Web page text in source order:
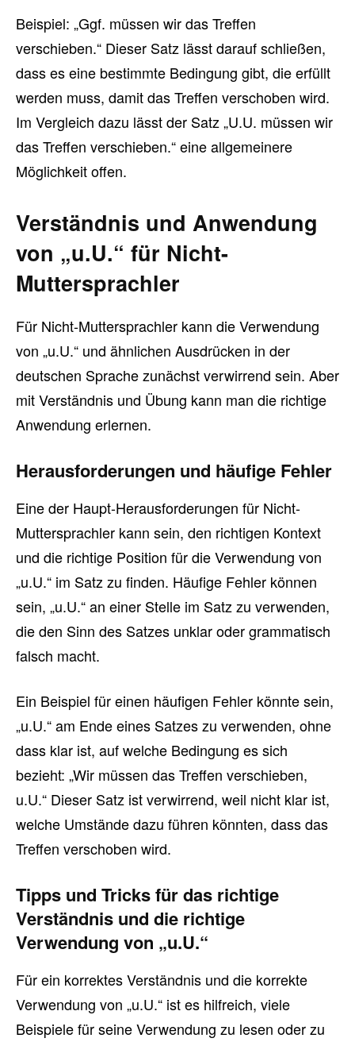
Beispiel: „Ggf. müssen wir das Treffen
verschieben.“ Dieser Satz lässt darauf schließen,
dass es eine bestimmte Bedingung gibt, die erfüllt
werden muss, damit das Treffen verschoben wird.
Im Vergleich dazu lässt der Satz „U.U. müssen wir
das Treffen verschieben.“ eine allgemeinere
Möglichkeit offen.
Verständnis und Anwendung
von „u.U.“ für Nicht-
Muttersprachler
Für Nicht-Muttersprachler kann die Verwendung
von „u.U.“ und ähnlichen Ausdrücken in der
deutschen Sprache zunächst verwirrend sein. Aber
mit Verständnis und Übung kann man die richtige
Anwendung erlernen.
Herausforderungen und häufige Fehler
Eine der Haupt-Herausforderungen für Nicht-
Muttersprachler kann sein, den richtigen Kontext
und die richtige Position für die Verwendung von
„u.U.“ im Satz zu finden. Häufige Fehler können
sein, „u.U.“ an einer Stelle im Satz zu verwenden,
die den Sinn des Satzes unklar oder grammatisch
falsch macht.
Ein Beispiel für einen häufigen Fehler könnte sein,
„u.U.“ am Ende eines Satzes zu verwenden, ohne
dass klar ist, auf welche Bedingung es sich
bezieht: „Wir müssen das Treffen verschieben,
u.U.“ Dieser Satz ist verwirrend, weil nicht klar ist,
welche Umstände dazu führen könnten, dass das
Treffen verschoben wird.
Tipps und Tricks für das richtige
Verständnis und die richtige
Verwendung von „u.U.“
Für ein korrektes Verständnis und die korrekte
Verwendung von „u.U.“ ist es hilfreich, viele
Beispiele für seine Verwendung zu lesen oder zu